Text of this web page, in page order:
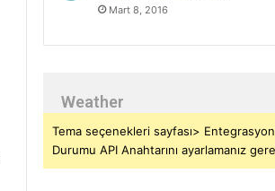
Mart 8, 2016
Weather
Tema seçenekleri sayfası>
Durumu API Anahtarını ayarlamanız